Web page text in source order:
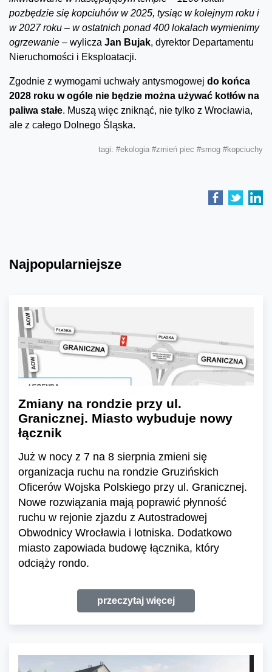
pozbędzie się kopciuhów w 2025, tysiąc w kolejnym roku i
w 2027roku – w ostatnich ponad 400 lokalach wymienimy
ogrzewanie – wylicza Jan Bujak, dyrektor Departamentu
Nieruchomości i Eksploatacji.
Zgodnie z wymogami uchwały antysmogowej do końca
2028 roku w ogóle nie będzie można używać kotłów na
paliwa stałe. Muszą więc zniknąć, nie tylko z Wrocławia,
ale z całego Dolnego Śląska.
tagi: #ekologia #zmień piec #smog #kopciuchy
Najpopularniejsze
Zmiany na rondzie przy ul.
Granicznej. Miasto wybuduje nowy
łącznik
Już w nocy z 7 na 8 sierpnia zmieni się
organizacja ruchu na rondzie Gruzińskich
Oficerów Wojska Polskiego przy ul. Granicznej.
Nowe rozwiązania mają poprawić płynność
ruchu w rejonie zjazdu z Autostradowej
Obwodnicy Wrocławia i lotniska. Dodatkowo
miasto zapowiada budowę łącznika, który
odciąży rondo.
przeczytaj więcej